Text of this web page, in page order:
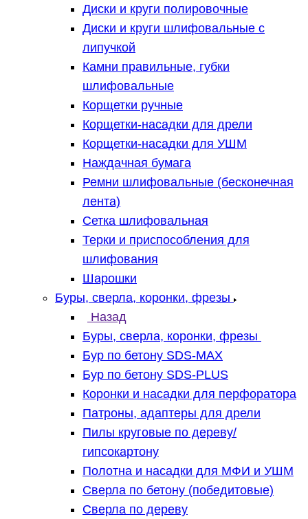
Диски и круги полировочные
Диски и круги шлифовальные с
липучкой
Камни правильные, губки
шлифовальные
Корщетки ручные
Корщетки-насадки для дрели
Корщетки-насадки для УШМ
Наждачная бумага
Ремни шлифовальные (бесконечная
лента)
Сетка шлифовальная
Терки и приспособления для
шлифования
Шарошки
Буры, сверла, коронки, фрезы
Назад
Буры, сверла, коронки, фрезы
Бур по бетону SDS-MAX
Бур по бетону SDS-PLUS
Коронки и насадки для перфоратора
Патроны, адаптеры для дрели
Пилы круговые по дереву/
гипсокартону
Полотна и насадки для МФИ и УШМ
Сверла по бетону (победитовые)
Сверла по дереву